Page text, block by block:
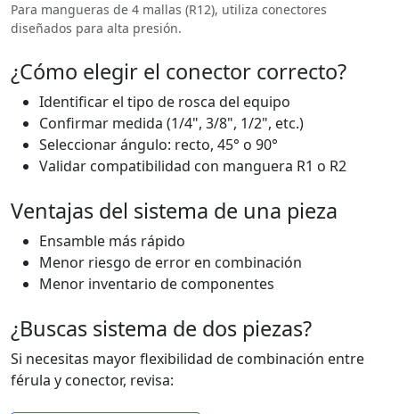
Para mangueras de 4 mallas (R12), utiliza conectores
diseñados para alta presión.
¿Cómo elegir el conector correcto?
Identificar el tipo de rosca del equipo
Confirmar medida (1/4", 3/8", 1/2", etc.)
Seleccionar ángulo: recto, 45° o 90°
Validar compatibilidad con manguera R1 o R2
Ventajas del sistema de una pieza
Ensamble más rápido
Menor riesgo de error en combinación
Menor inventario de componentes
¿Buscas sistema de dos piezas?
Si necesitas mayor flexibilidad de combinación entre
férula y conector, revisa: